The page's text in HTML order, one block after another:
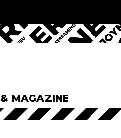
MAGAZINE